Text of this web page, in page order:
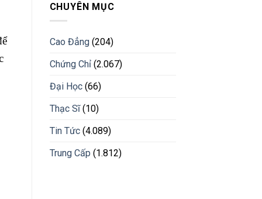
CHUYÊN MỤC
Cao Đẳng(204)
Chứng Chỉ(2.067)
Đại Học(66)
Thạc Sĩ(10)
Tin Tức(4.089)
Trung Cấp (1.812)